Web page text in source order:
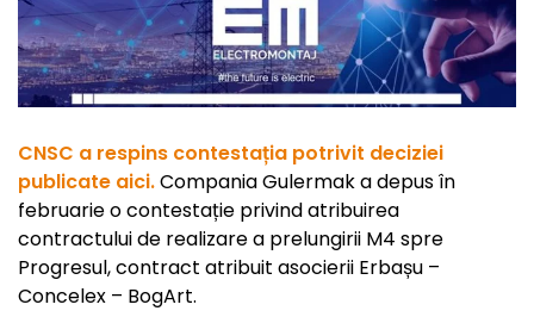
CNSC a respins contestația potrivit deciziei
publicate aici.Compania Gulermak a depus în
februarie o contestație privind atribuirea
contractului de realizare a prelungirii M4 spre
Progresul, contract atribuit asocierii Erbașu –
Concelex – BogArt.